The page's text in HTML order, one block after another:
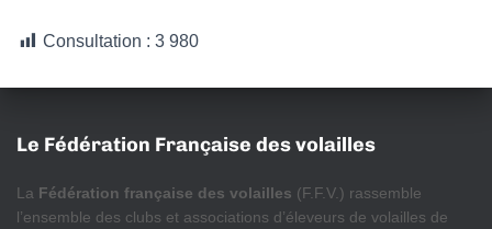
Consultation : 3 980
Le Fédération Française des volailles
La Fédération française des volailles (F.F.V.) rassemble
l’ensemble des clubs et associations d’éleveurs de volailles de